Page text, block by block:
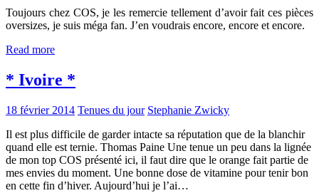
Toujours chez COS, je les remercie tellement d’avoir fait ces pièces
oversizes, je suis méga fan. J’en voudrais encore, encore et encore.
Read more
* Ivoire *
18 février 2014 Tenues du jour Stephanie Zwicky
Il est plus difficile de garder intacte sa réputation que de la blanchir
quand elle est ternie. Thomas Paine Une tenue un peu dans la lignée
de mon top COS présenté ici, il faut dire que le orange fait partie de
mes envies du moment. Une bonne dose de vitamine pour tenir bon
en cette fin d’hiver. Aujourd’hui je l’ai…